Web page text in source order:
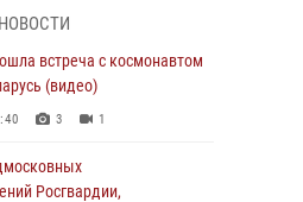
мужчину,
в стрельбе в Подмосковье
1
встреча с космонавтом
(видео)
3 1
Росгвардии,